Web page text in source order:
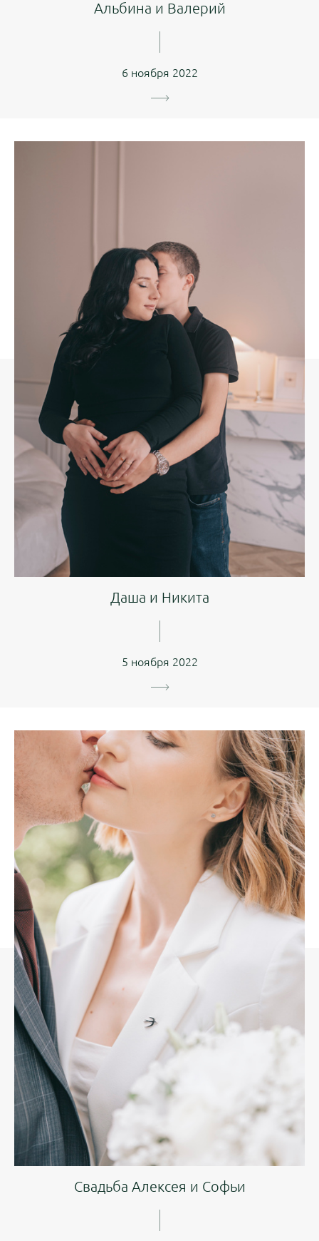
Альбина и Валерий
6 ноября 2022
Даша и Никита
5 ноября 2022
Свадьба Алексея и Софьи